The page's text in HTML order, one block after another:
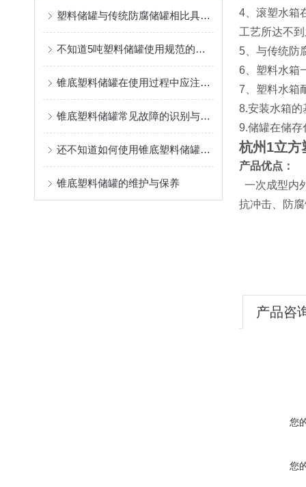
塑料储罐与传统防腐储罐相比具有哪些特点？
不知道5吨塑料储罐使用规范的，请看这里！
锥底塑料储罐在使用过程中应注意事项分享
锥底塑料储罐常见故障的识别与解决方法分享
还不知道如何使用锥底塑料储罐？进来看
锥底塑料储罐的维护与保养
4、滚塑水箱
工艺所达不
5、与传统防
6、塑料水箱
7、塑料水箱
8.安装水箱
9.储罐在储
杭州1立方
产品优点：
一次成型内
抗冲击、防
产品咨
您
您